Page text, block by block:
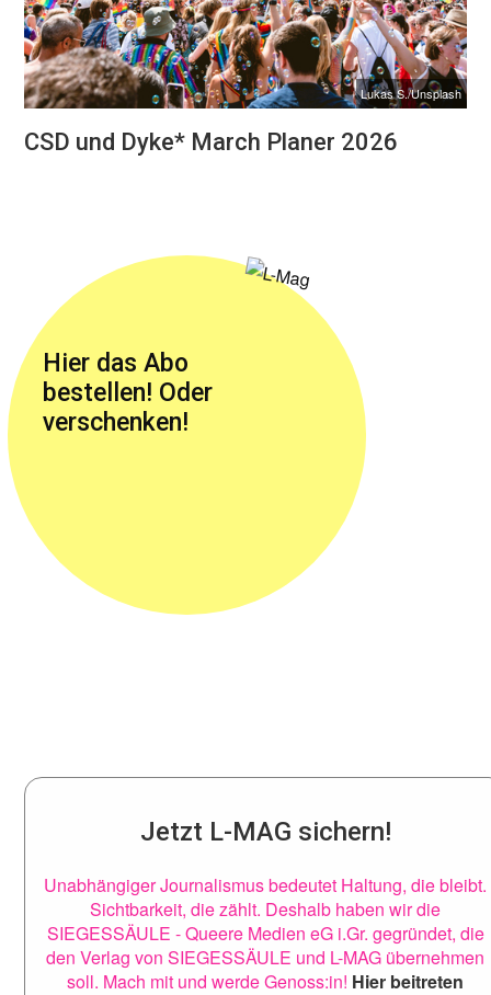
Lukas S./Unsplash
CSD und Dyke* March Planer 2026
Hier das Abo
bestellen! Oder
verschenken!
Jetzt L-MAG sichern!
Unabhängiger Journalismus bedeutet Haltung, die bleibt.
Sichtbarkeit, die zählt. Deshalb haben wir die
SIEGESSÄULE - Queere Medien eG i.Gr. gegründet, die
den Verlag von SIEGESSÄULE und L-MAG übernehmen
soll. Mach mit und werde Genoss:in! Hier beitreten